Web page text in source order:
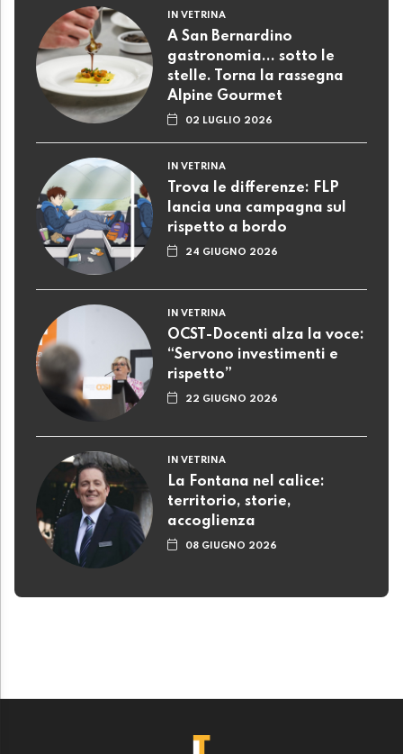
IN VETRINA
A San Bernardino
gastronomia... sotto le
stelle. Torna la rassegna
Alpine Gourmet
02 LUGLIO 2026
IN VETRINA
Trova le differenze: FLP
lancia una campagna sul
rispetto a bordo
24 GIUGNO 2026
IN VETRINA
OCST-Docenti alza la voce:
“Servono investimenti e
rispetto”
22 GIUGNO 2026
IN VETRINA
La Fontana nel calice:
territorio, storie,
accoglienza
08 GIUGNO 2026